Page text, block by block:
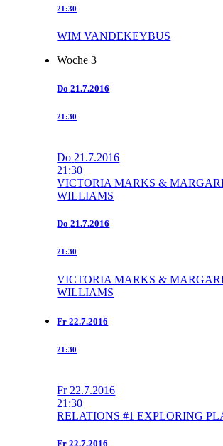
21:30
WIM VANDEKEYBUS
Woche 3
Do 21.7.2016
21:30
Do 21.7.2016
21:30
VICTORIA MARKS &
WILLIAMS
Do 21.7.2016
21:30
VICTORIA MARKS &
WILLIAMS
Fr 22.7.2016
21:30
Fr 22.7.2016
21:30
RELATIONS #1 EXPLORING
Fr 22.7.2016